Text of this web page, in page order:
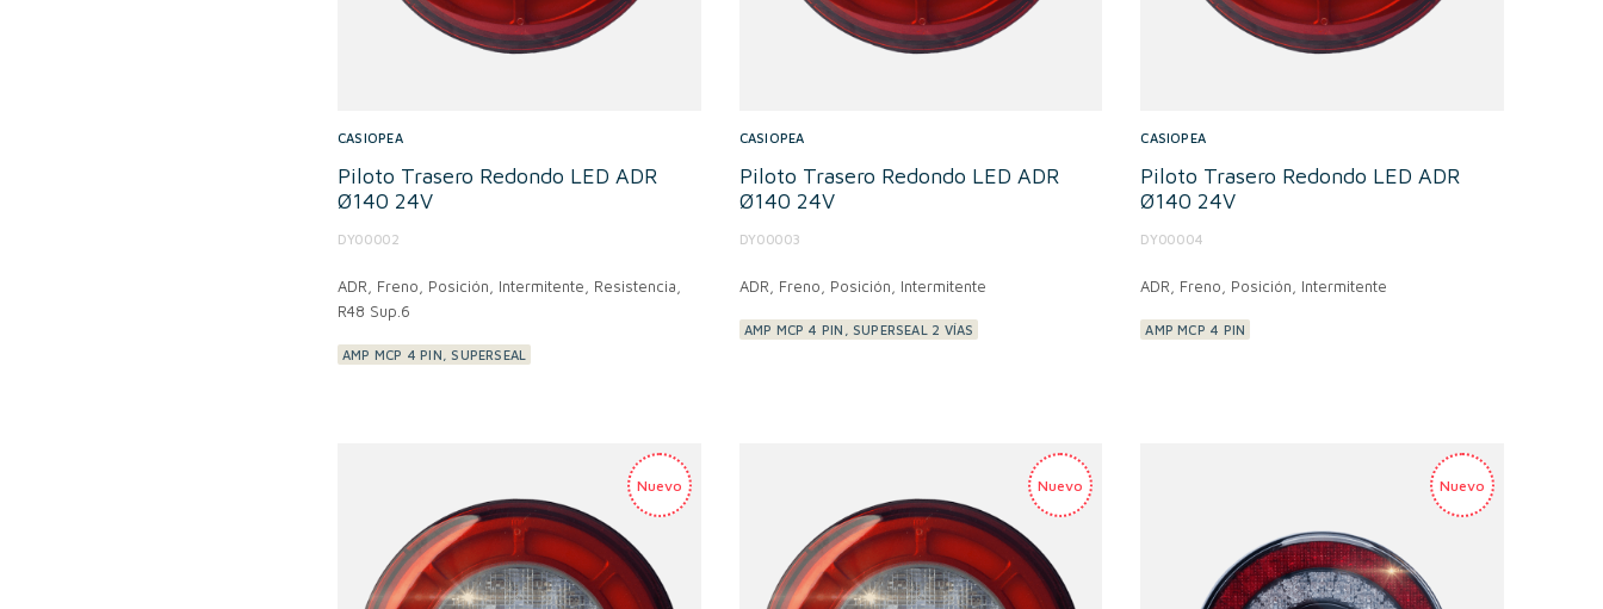
CASIOPEA
Piloto Trasero Redondo LED ADR
Ø140 24V
DY00002
ADR, Freno, Posición, Intermitente, Resistencia,
R48 Sup.6
AMP MCP 4 PIN, SUPERSEAL
CASIOPEA
Piloto Trasero Redondo LED ADR
Ø140 24V
DY00003
ADR, Freno, Posición, Intermitente
AMP MCP 4 PIN, SUPERSEAL 2 VÍAS
CASIOPEA
Piloto Trasero Redondo LED ADR
Ø140 24V
DY00004
ADR, Freno, Posición, Intermitente
AMP MCP 4 PIN